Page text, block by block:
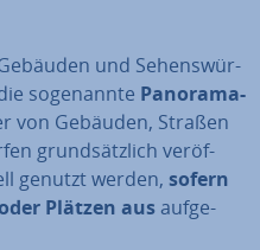
und Se­hens­wür­
so­ge­nann­te Pan­ora­ma­
von Gebäuden, Straßen
grund­sätz­lich ver­öf­
genutzt werden, sofern
Plätzen ausauf­ge­